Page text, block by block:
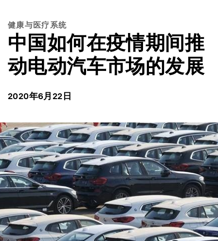
健康与医疗系统
中国如何在疫情期间推
动电动汽车市场的发展
2020年6月22日